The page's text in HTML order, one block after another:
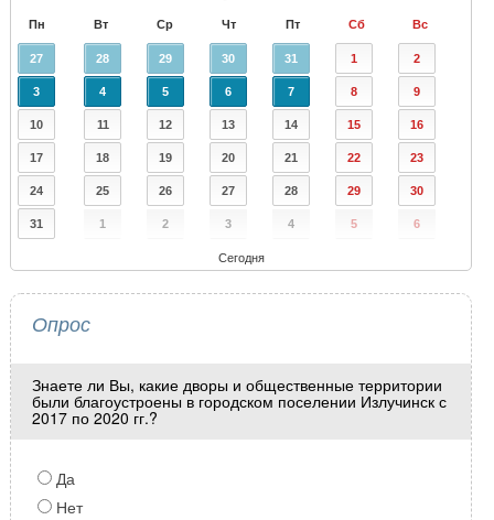
Пн Вт Ср Чт Пт Сб Вс
27 28 29 30 31 1 2
3 4 5 6 7 8 9
10 11 12 13 14 15 16
17 18 19 20 21 22 23
24 25 26 27 28 29 30
31 1 2 3 4 5 6
Сегодня
Опрос
Знаете ли Вы, какие дворы и общественные территории
были благоустроены в городском поселении Излучинск с
2017 по 2020 гг.?
Да
Нет